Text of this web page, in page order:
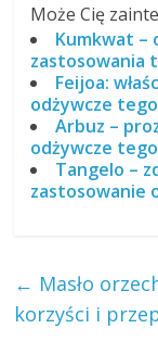
Może Cię
Kumkwat –
zastosowania
Feijoa:
odżywcze
Arbuz –
odżywcze
Tangelo –
zastosowanie
← Masło
korzyści i